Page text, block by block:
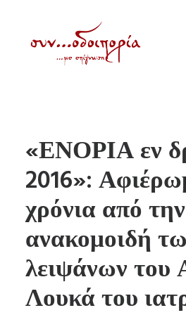
ΘΕΜΑΤΟΛΟΓΙΑ
ΑΝΑΚΟΙΝΩΣΕΙΣ
ΕΝΟΡΙΑ ΕΝ ΔΡΑΣΕΙ
ΕΥΑΓΓΕΛΙΣΤΡΙΑ ΠΕΙΡΑΙΏΣ
ΠΑΛΑΙΑ ΣΥΝΟΔΟΙΠΟΡΙΑ
ΕΠΙΚΟΙΝΩΝΙΑ
«ΕΝΟΡΙΑ εν
2016»:
χρόνια από την
ανακομοιδή
λειψάνων του
Λουκά του